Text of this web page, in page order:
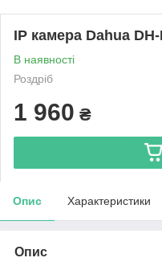
IP камера Dahua
В наявності
Роздріб
1 960 ₴
Опис Характеристики
Опис